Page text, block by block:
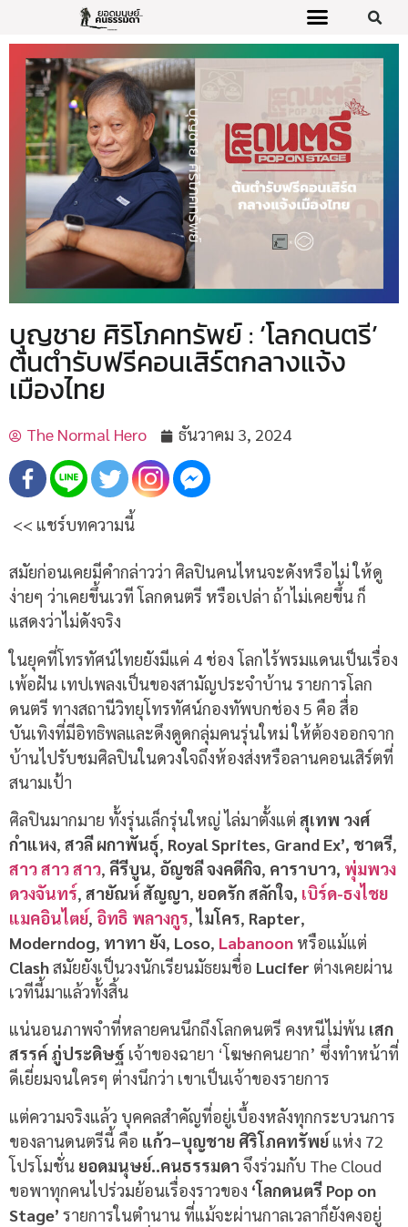
บุญชาย ศิริโภคทรัพย์ : ‘โลกดนตรี’
ต้นตำรับฟรีคอนเสิร์ตกลางแจ้ง
เมืองไทย
The Normal Hero ธันวาคม 3, 2024
<< แชร์บทความนี้
สมัยก่อนเคยมีคำกล่าวว่า ศิลปินคนไหนจะดังหรือไม่ ให้ดู
ง่ายๆ ว่าเคยขึ้นเวที โลกดนตรี หรือเปล่า ถ้าไม่เคยขึ้น ก็
แสดงว่าไม่ดังจริง
ในยุคที่โทรทัศน์ไทยยังมีแค่ 4 ช่อง โลกไร้พรมแดนเป็นเรื่อง
เพ้อฝัน เทปเพลงเป็นของสามัญประจำบ้าน รายการโลก
ดนตรี ทางสถานีวิทยุโทรทัศน์กองทัพบกช่อง 5 คือ สื่อ
บันเทิงที่มีอิทธิพลและดึงดูดกลุ่มคนรุ่นใหม่ ให้ต้องออกจาก
บ้านไปรับชมศิลปินในดวงใจถึงห้องส่งหรือลานคอนเสิร์ตที่
สนามเป้า
ศิลปินมากมาย ทั้งรุ่นเล็กรุ่นใหญ่ ไล่มาตั้งแต่ สุเทพ วงศ์
กำแหง, สวลี ผกาพันธุ์, Royal Sprites, Grand Ex’, ชาตรี,
สาว สาว สาว, คีรีบูน, อัญชลี จงคดีกิจ, คาราบาว, พุ่มพวง
ดวงจันทร์, สายัณห์ สัญญา, ยอดรัก สลักใจ, เบิร์ด-ธงไชย
แมคอินไตย์, อิทธิ พลางกูร,ไมโคร, Rapter,
Moderndog, ทาทา ยัง, Loso, Labanoon หรือแม้แต่
Clashสมัยยังเป็นวงนักเรียนมัธยมชื่อ Lucifer ต่างเคยผ่าน
เวทีนี้มาแล้วทั้งสิ้น
แน่นอนภาพจำที่หลายคนนึกถึงโลกดนตรี คงหนีไม่พ้น เสก
สรรค์ ภู่ประดิษฐ์ เจ้าของฉายา ‘โฆษกคนยาก’ ซึ่งทำหน้าที่
ดีเยี่ยมจนใครๆ ต่างนึกว่า เขาเป็นเจ้าของรายการ
แต่ความจริงแล้ว บุคคลสำคัญที่อยู่เบื้องหลังทุกกระบวนการ
ของลานดนตรีนี้ คือ แก้ว–บุญชาย ศิริโภคทรัพย์ แห่ง 72
โปรโมชั่น ยอดมนุษย์..คนธรรมดา จึงร่วมกับ The Cloud
ขอพาทุกคนไปร่วมย้อนเรื่องราวของ ‘โลกดนตรี Pop on
Stage’ รายการในตำนาน ที่แม้จะผ่านกาลเวลาก็ยังคงอยู่